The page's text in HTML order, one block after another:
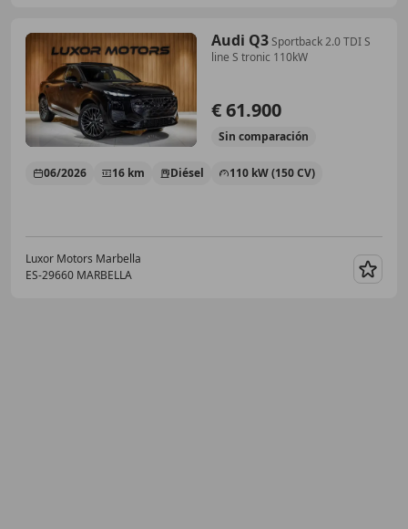
Audi Q3Sportback 2.0 TDI S
line S tronic 110kW
€ 61.900
Sin comparación
06/2026 16 km Diésel 110 kW (150 CV)
Luxor Motors Marbella
ES-29660 MARBELLA